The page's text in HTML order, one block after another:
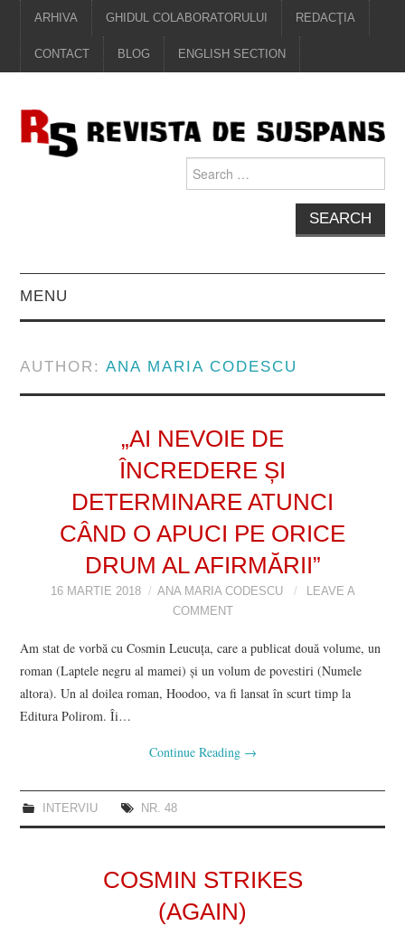
ARHIVA GHIDUL COLABORATORULUI REDACŢIA
CONTACT BLOG ENGLISH SECTION
for:
MENU
VIZIUNI ȘI SPECTRE
CONTRAPAGINI
CARTE & FILM
SUSPANS
MARTIE 2018
NUMĂRUL 49 /
AUTHOR:ANA MARIA CODESCU
„AI NEVOIE DE
ÎNCREDERE ȘI
DETERMINARE ATUNCI
CÂND O APUCI PE ORICE
DRUM AL AFIRMĂRII”
16 MARTIE 2018 ANA MARIA CODESCU
LEAVE A
COMMENT
Am stat de vorbă cu Cosmin Leucuţa, care a publicat două volume, un
roman (Laptele negru al mamei) şi un volum de povestiri (Numele
altora). Un al doilea roman, Hoodoo, va fi lansat în scurt timp la
Editura Polirom. Îi…
Continue Reading →
INTERVIU NR. 48
COSMIN STRIKES
(AGAIN)